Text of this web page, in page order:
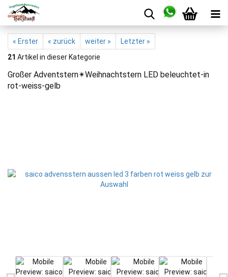
« Erster « zurück weiter »
Letzter »
21 Artikel in dieser Kategorie
Großer Adventstern✴Weihnachtstern LED beleuchtet-in
rot-weiss-gelb